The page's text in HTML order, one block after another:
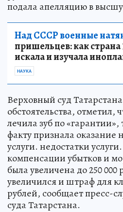
подала апелляцию в
Над СССР военные
пришельцев: как страна
искала и изучала
НАУКА
Верховный суд
обстоятельства,
лечила зуб по «гарантии»,
факту признала оказание
услуги. недостатки
компенсации убытков и
была увеличена до 250 000
увеличился и штраф для
рублей, сообщает пресс-
суда Татарстана.